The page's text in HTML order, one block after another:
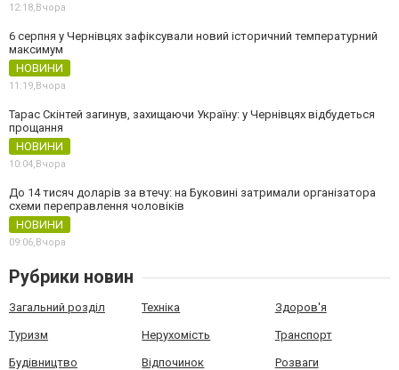
12:18, Вчора
6 серпня у Чернівцях зафіксували новий історичний температурний
максимум
НОВИНИ
11:19, Вчора
Тарас Скінтей загинув, захищаючи Україну: у Чернівцях відбудеться
прощання
НОВИНИ
10:04, Вчора
До 14 тисяч доларів за втечу: на Буковині затримали організатора
схеми переправлення чоловіків
НОВИНИ
09:06, Вчора
Рубрики новин
Загальний розділ Техніка Здоров'я
Туризм Нерухомість Транспорт
Будівництво Відпочинок Розваги